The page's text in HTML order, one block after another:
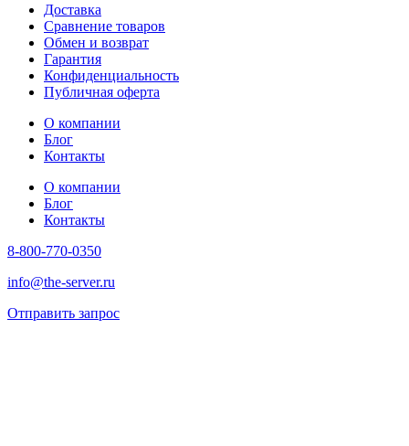
Доставка
Сравнение товаров
Обмен и возврат
Гарантия
Конфиденциальность
Публичная оферта
О компании
Блог
Контакты
О компании
Блог
Контакты
8-800-770-0350
info@the-server.ru
Отправить запрос